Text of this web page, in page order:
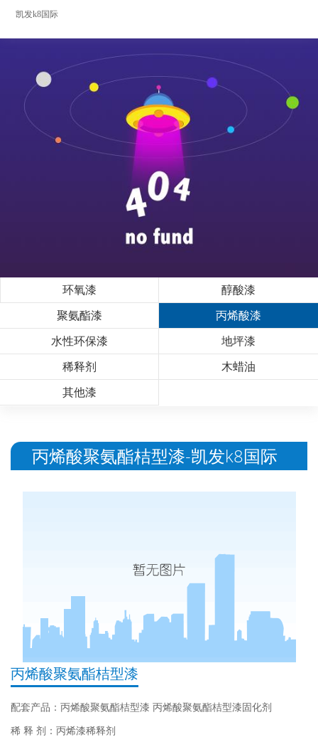
凯发k8国际
环氧漆 醇酸漆
聚氨酯漆 丙烯酸漆
水性环保漆 地坪漆
稀释剂 木蜡油
其他漆
丙烯酸聚氨酯桔型漆-凯发k8国际
丙烯酸聚氨酯桔型漆
配套产品：丙烯酸聚氨酯桔型漆 丙烯酸聚氨酯桔型漆固化剂
稀 释 剂：丙烯漆稀释剂